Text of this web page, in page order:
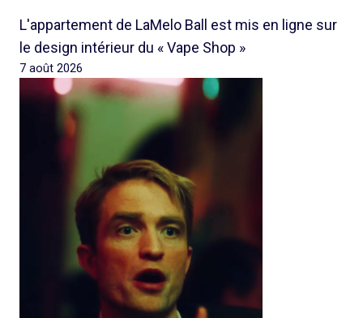
L'appartement de LaMelo Ball est mis en ligne sur
le design intérieur du « Vape Shop »
7 août 2026